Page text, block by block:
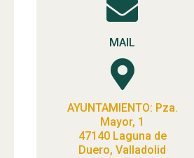

MAIL

AYUNTAMIENTO: Pza.
Mayor, 1
47140 Laguna de
Duero, Valladolid